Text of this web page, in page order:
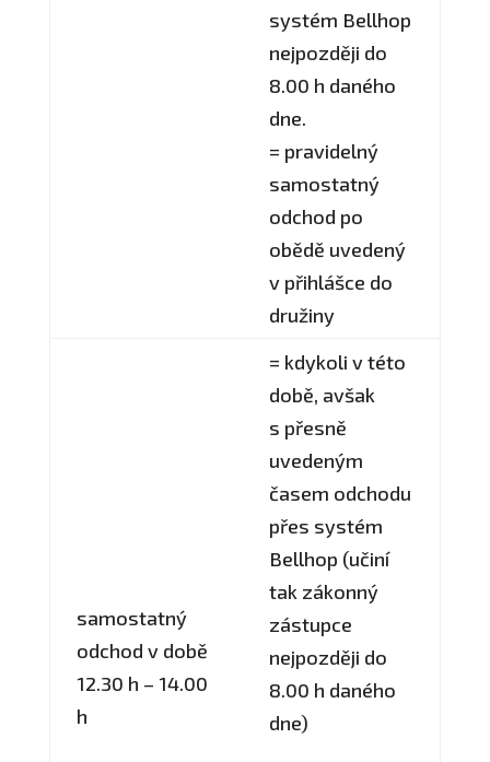
systém Bellhop
nejpozději do
8.00 h daného
dne.
= pravidelný
samostatný
odchod po
obědě uvedený
v přihlášce do
družiny
samostatný
odchod v době
12.30 h – 14.00
h
= kdykoli v této
době, avšak
s přesně
uvedeným
časem odchodu
přes systém
Bellhop (učiní
tak zákonný
zástupce
nejpozději do
8.00 h daného
dne)